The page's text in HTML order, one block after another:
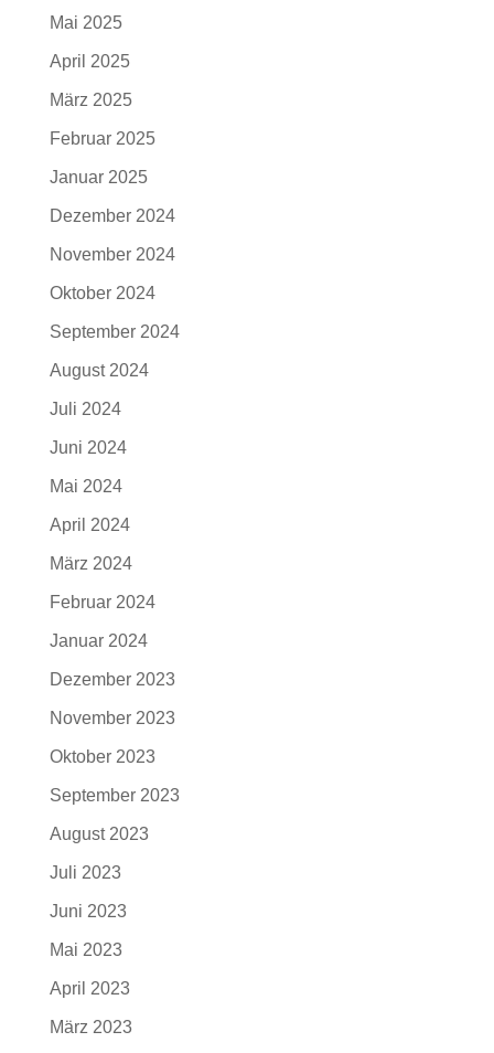
Mai 2025
April 2025
März 2025
Februar 2025
Januar 2025
Dezember 2024
November 2024
Oktober 2024
September 2024
August 2024
Juli 2024
Juni 2024
Mai 2024
April 2024
März 2024
Februar 2024
Januar 2024
Dezember 2023
November 2023
Oktober 2023
September 2023
August 2023
Juli 2023
Juni 2023
Mai 2023
April 2023
März 2023